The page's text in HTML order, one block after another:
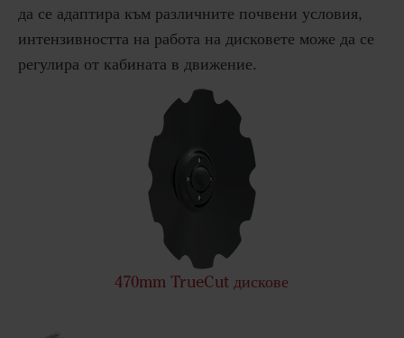
да се адаптира към различните почвени условия,
интензивността на работа на дисковете може да се
регулира от кабината в движение.
470mm TrueCut дискове